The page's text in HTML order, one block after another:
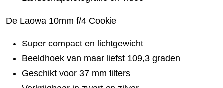
De Laowa 10mm f/4 Cookie
Super compact en lichtgewicht
Beeldhoek van maar liefst 109,3 graden
Geschikt voor 37 mm filters